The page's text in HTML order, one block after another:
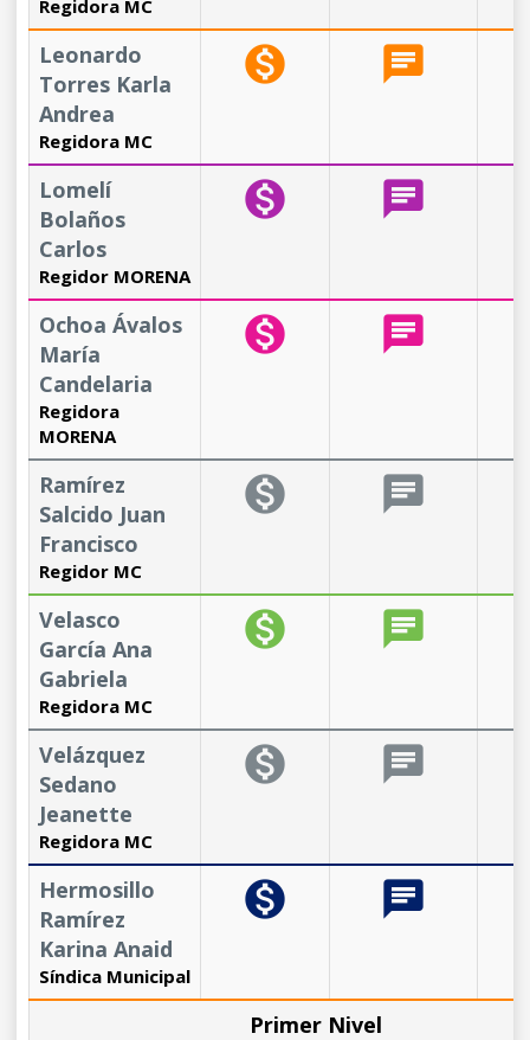
Regidora MC
Leonardo
Torres Karla
Andrea
Regidora MC
monetization_on chat
Lomelí
Bolaños
Carlos
Regidor MORENA
monetization_on chat
Ochoa Ávalos
María
Candelaria
Regidora
MORENA
monetization_on chat
Ramírez
Salcido Juan
Francisco
Regidor MC
monetization_on chat
Velasco
García Ana
Gabriela
Regidora MC
monetization_on chat
Velázquez
Sedano
Jeanette
Regidora MC
monetization_on chat
Hermosillo
Ramírez
Karina Anaid
Síndica Municipal
monetization_on chat
Primer Nivel